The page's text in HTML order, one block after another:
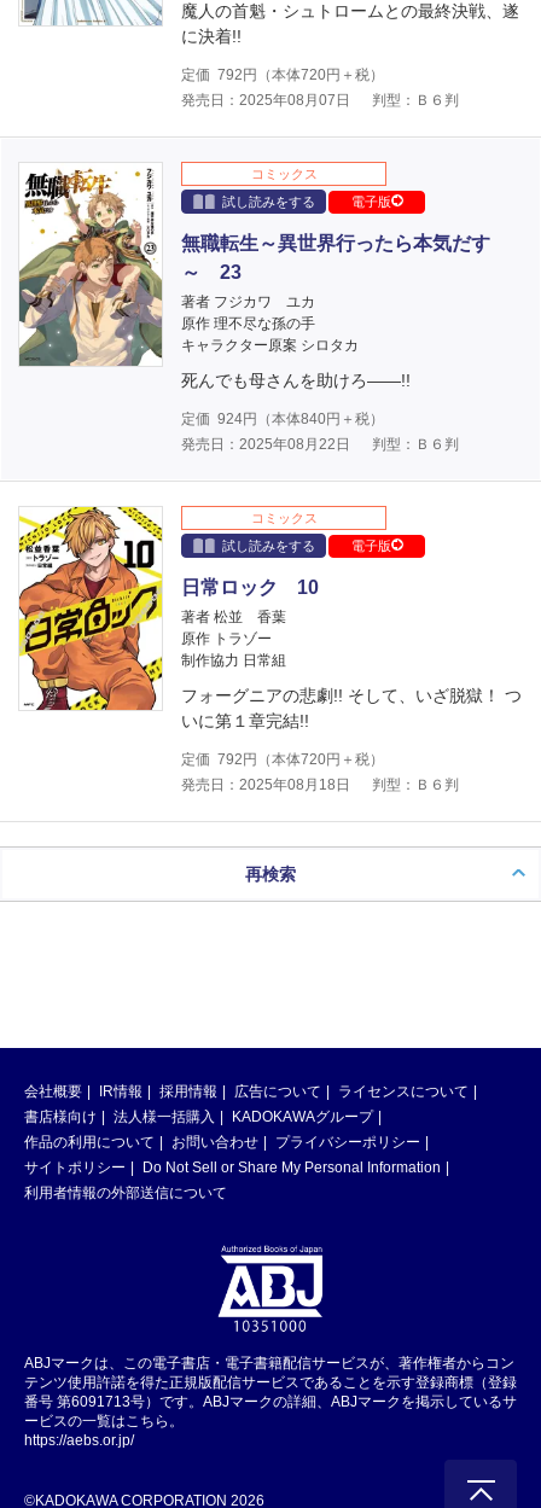
魔人の首魁・シュトロームとの最終決戦、遂
に決着!!
定価 792 円（本体720円＋税）
発売日：2025年08月07日
判型：Ｂ６判
コミックス
試し読みをする
電子版
無職転生～異世界行ったら本気だす
～ 23
著者 フジカワ ユカ
原作 理不尽な孫の手
キャラクター原案 シロタカ
死んでも母さんを助けろ――!!
定価 924円（本体840円＋税）
発売日：2025年08月22日
判型：Ｂ６判
コミックス
試し読みをする
電子版
日常ロック 10
著者 松並 香葉
原作 トラゾー
制作協力 日常組
フォーグニアの悲劇!! そして、いざ脱獄！ つ
いに第１章完結!!
定価 792 円（本体720円＋税）
発売日：2025年08月18日
判型：Ｂ６判
再検索
会社概要 IR情報 採用情報 広告について
ライセンスについて
書店様向け
法人様一括購入
KADOKAWAグループ
作品の利用について
お問い合わせ
プライバシーポリシー
サイトポリシー
Do Not Sell or Share My Personal Information
利用者情報の外部送信について
ABJマークは、この電子書店・電子書籍配信サービスが、著作権者からコン
テンツ使用許諾を得た正規版配信サービスであることを示す登録商標（登録
番号 第6091713号）です。ABJマークの詳細、ABJマークを掲示しているサ
ービスの一覧はこちら。
https://aebs.or.jp/
©KADOKAWA CORPORATION 2026